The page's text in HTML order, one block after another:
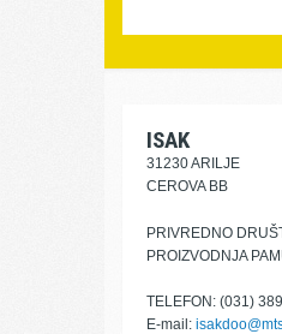
ISAK
31230 ARILJE
CEROVA BB
PRIVREDNO
PROIZVODNJA
TELEFON: (031)
E-mail: